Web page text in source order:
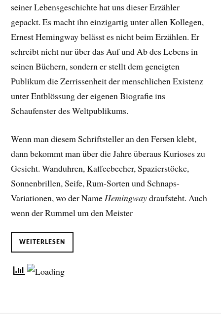
seiner Lebensgeschichte hat uns dieser Erzähler
gepackt. Es macht ihn einzigartig unter allen Kollegen,
Ernest Hemingway belässt es nicht beim Erzählen. Er
schreibt nicht nur über das Auf und Ab des Lebens in
seinen Büchern, sondern er stellt dem geneigten
Publikum die Zerrissenheit der menschlichen Existenz
unter Entblössung der eigenen Biografie ins
Schaufenster des Weltpublikums.
Wenn man diesem Schriftsteller an den Fersen klebt,
dann bekommt man über die Jahre überaus Kurioses zu
Gesicht. Wanduhren, Kaffeebecher, Spazierstöcke,
Sonnenbrillen, Seife, Rum-Sorten und Schnaps-
Variationen, wo der NameHemingwaydraufsteht. Auch
wenn der Rummel um den Meister
WEITERLESEN